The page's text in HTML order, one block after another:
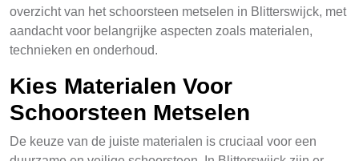
overzicht van het schoorsteen metselen in Blitterswijck, met
aandacht voor belangrijke aspecten zoals materialen,
technieken en onderhoud.
Kies Materialen Voor
Schoorsteen Metselen
De keuze van de juiste materialen is cruciaal voor een